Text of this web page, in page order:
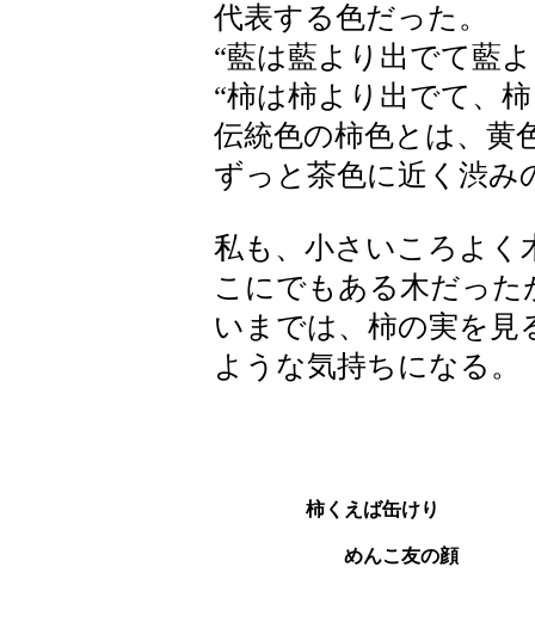
代表する色だった。
“藍は藍より出でて藍
“柿は柿より出でて、
伝統色の柿色とは、黄
ずっと茶色に近く渋み
私も、小さいころよく
こにでもある木だった
いまでは、柿の実を
ような気持ちになる。
柿くえば缶けり
めんこ友の顔